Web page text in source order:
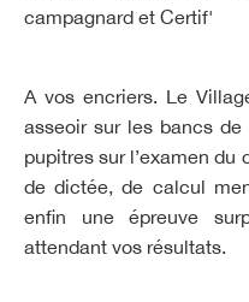
campagnard et Certif'
A vos encriers. Le
asseoir sur les bancs
pupitres sur l’examen du
de dictée, de calcul
enfin une épreuve
attendant vos résultats.